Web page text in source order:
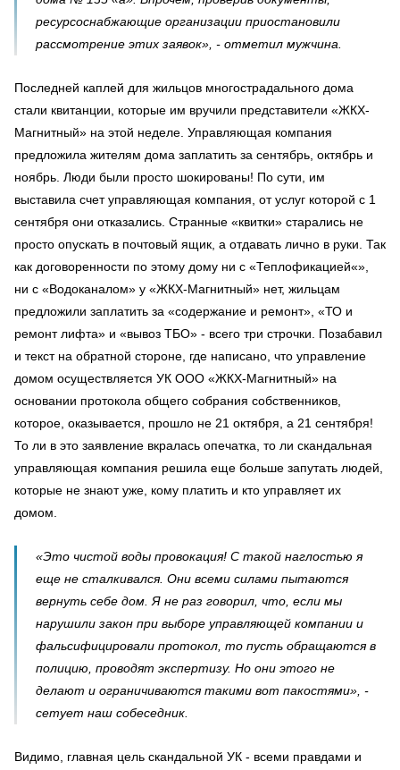
ресурсоснабжающие организации приостановили
рассмотрение этих заявок», - отметил мужчина.
Последней каплей для жильцов многострадального дома
стали квитанции, которые им вручили представители «ЖКХ-
Магнитный» на этой неделе. Управляющая компания
предложила жителям дома заплатить за сентябрь, октябрь и
ноябрь. Люди были просто шокированы! По сути, им
выставила счет управляющая компания, от услуг которой с 1
сентября они отказались. Странные «квитки» старались не
просто опускать в почтовый ящик, а отдавать лично в руки. Так
как договоренности по этому дому ни с «Теплофикацией«»,
ни с «Водоканалом» у «ЖКХ-Магнитный» нет, жильцам
предложили заплатить за «содержание и ремонт», «ТО и
ремонт лифта» и «вывоз ТБО» - всего три строчки. Позабавил
и текст на обратной стороне, где написано, что управление
домом осуществляется УК ООО «ЖКХ-Магнитный» на
основании протокола общего собрания собственников,
которое, оказывается, прошло не 21 октября, а 21 сентября!
То ли в это заявление вкралась опечатка, то ли скандальная
управляющая компания решила еще больше запутать людей,
которые не знают уже, кому платить и кто управляет их
домом.
«Это чистой воды провокация! С такой наглостью я
еще не сталкивался. Они всеми силами пытаются
вернуть себе дом. Я не раз говорил, что, если мы
нарушили закон при выборе управляющей компании и
фальсифицировали протокол, то пусть обращаются в
полицию, проводят экспертизу. Но они этого не
делают и ограничиваются такими вот пакостями», -
сетует наш собеседник.
Видимо, главная цель скандальной УК - всеми правдами и